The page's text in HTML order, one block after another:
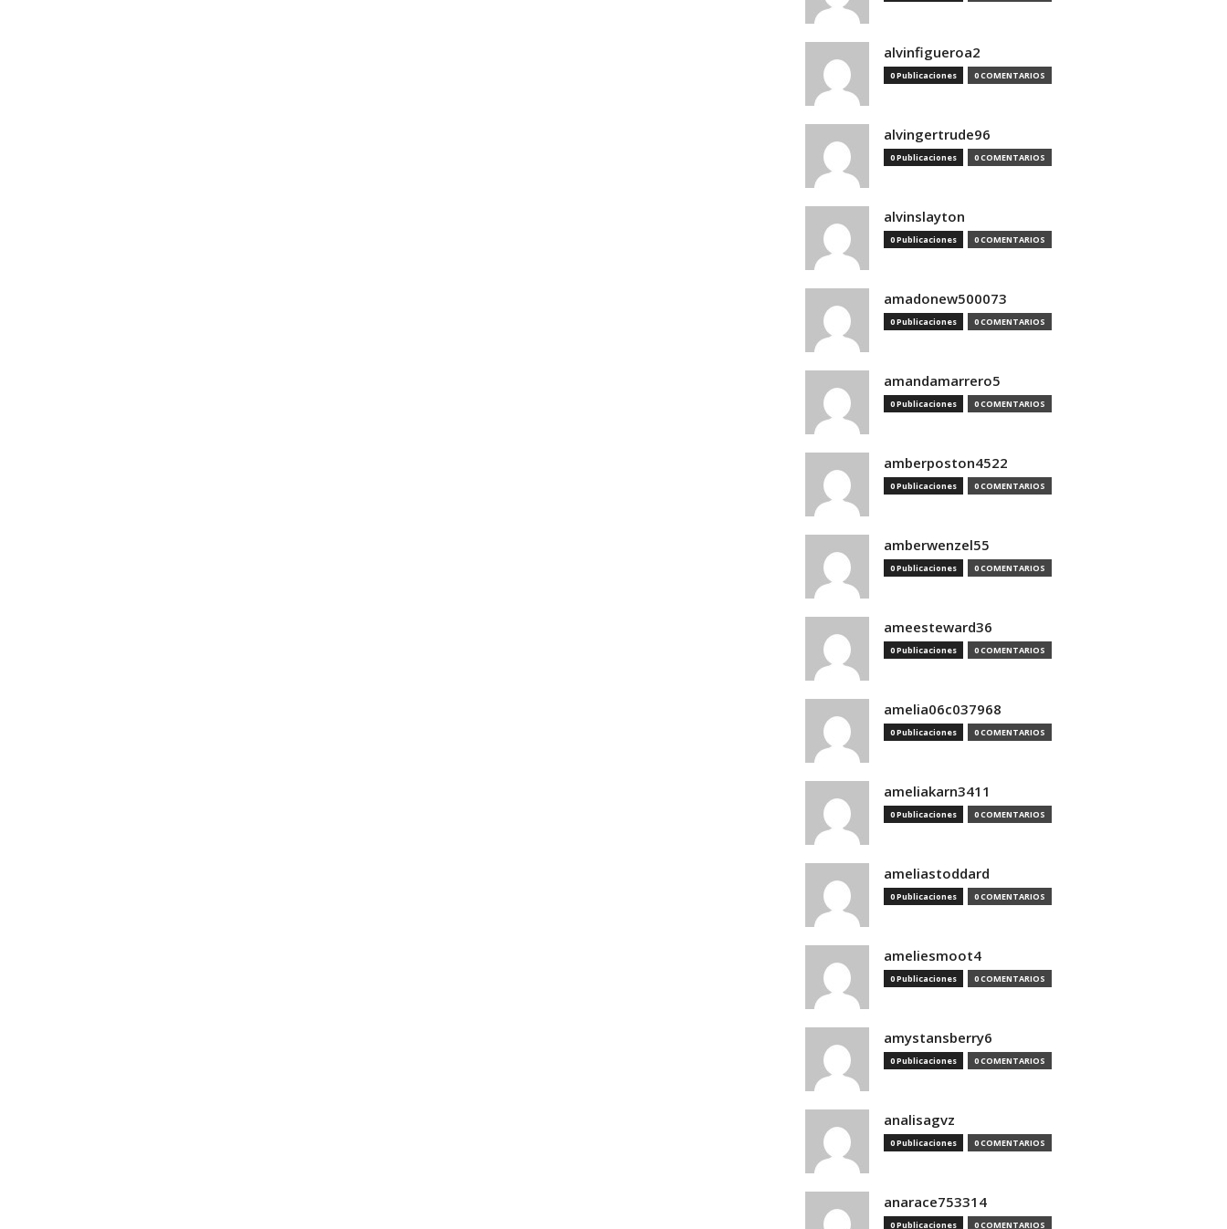
alvinfigueroa2
0 Publicaciones 0 COMENTARIOS
alvingertrude96
0 Publicaciones 0 COMENTARIOS
alvinslayton
0 Publicaciones 0 COMENTARIOS
amadonew500073
0 Publicaciones 0 COMENTARIOS
amandamarrero5
0 Publicaciones 0 COMENTARIOS
amberposton4522
0 Publicaciones 0 COMENTARIOS
amberwenzel55
0 Publicaciones 0 COMENTARIOS
ameesteward36
0 Publicaciones 0 COMENTARIOS
amelia06c037968
0 Publicaciones 0 COMENTARIOS
ameliakarn3411
0 Publicaciones 0 COMENTARIOS
ameliastoddard
0 Publicaciones 0 COMENTARIOS
ameliesmoot4
0 Publicaciones 0 COMENTARIOS
amystansberry6
0 Publicaciones 0 COMENTARIOS
analisagvz
0 Publicaciones 0 COMENTARIOS
anarace753314
0 Publicaciones 0 COMENTARIOS